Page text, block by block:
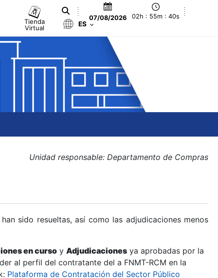
Tienda
Virtual
07/08/2026 02h : 55m : 41s
ES
Unidad responsable: Departamento de Compras
sido resueltas, así como las adjudicaciones menos
en curso y Adjudicaciones ya aprobadas por la
al perfil del contratante del a FNMT-RCM en la
Plataforma de Contratación del Sector Público